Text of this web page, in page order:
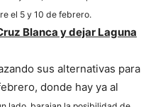
el 5 y 10 de febrero.
Blanca y dejar Laguna
sus alternativas para
donde hay ya al